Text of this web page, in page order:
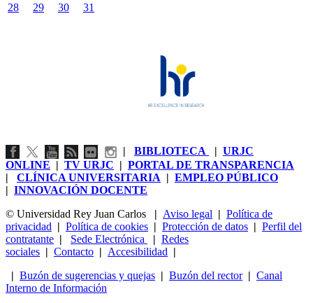
28
29 30 31
| BIBLIOTECA | URJC
ONLINE | TV URJC | PORTAL DE TRANSPARENCIA
| CLÍNICA UNIVERSITARIA | EMPLEO PÚBLICO
| INNOVACIÓN DOCENTE
© Universidad Rey Juan Carlos
| Aviso legal | Política de
privacidad | Política de cookies | Protección de datos | Perfil del
contratante | Sede Electrónica | Redes
sociales | Contacto | Accesibilidad |
| Buzón de sugerencias y quejas | Buzón del rector| Canal
Interno de Información